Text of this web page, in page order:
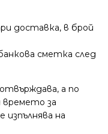
доставка, в брой
сметка след
а по
времето за
изпълнява на